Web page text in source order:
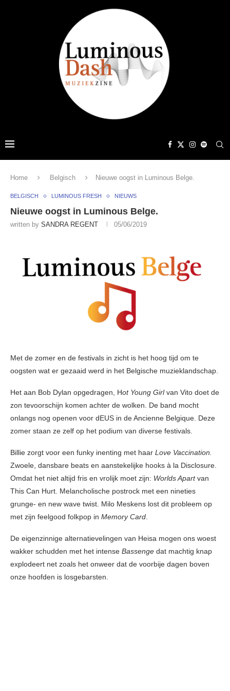
Home Belgisch Nieuwe oogst in Luminous Belge.
BELGISCH LUMINOUS FRESH NIEUWS
Nieuwe oogst in Luminous Belge.
written by SANDRA REGENT 05/06/2019
Met de zomer en de festivals in zicht is het hoog tijd om te
oogsten wat er gezaaid werd in het Belgische muzieklandschap.
Het aan Bob Dylan opgedragen, Hot Young Girlvan Vito doet de
zon tevoorschijn komen achter de wolken. De band mocht
onlangs nog openen voor dEUS in de Ancienne Belgique. Deze
zomer staan ze zelf op het podium van diverse festivals.
Billie zorgt voor een funky inenting met haar Love Vaccination.
Zwoele, dansbare beats en aanstekelijke hooks à la Disclosure.
Omdat het niet altijd fris en vrolijk moet zijn: Worlds Apartvan
This Can Hurt. Melancholische postrock met een nineties
grunge- en new wave twist. Milo Meskens lost dit probleem op
met zijn feelgood folkpop in Memory Card.
De eigenzinnige alternatievelingen van Heisa mogen ons woest
wakker schudden met het intense Bassenge dat machtig knap
explodeert net zoals het onweer dat de voorbije dagen boven
onze hoofden is losgebarsten.